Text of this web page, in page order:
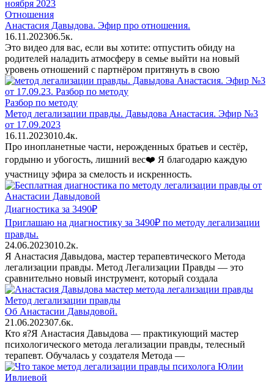
Отношения
Анастасия Давыдова. Эфир про отношения.
16.11.202306.5к.
Это видео для вас, если вы хотите: отпустить обиду на
родителей наладить атмосферу в семье выйти на новый
уровень отношений с партнёром притянуть в свою
Разбор по методу
Метод легализации правды. Давыдова Анастасия. Эфир №3
от 17.09.2023
16.11.2023010.4к.
Про инопланетные части, нерожденных братьев и сестёр,
гордыню и убогость, лишний вес❤️ Я благодарю каждую
участницу эфира за смелость и искренность.
Диагностика за 3490₽
Приглашаю на диагностику за 3490₽ по методу легализации
правды.
24.06.2023010.2к.
Я Анастасия Давыдова, мастер терапевтического Метода
легализации правды. Метод Легализации Правды — это
сравнительно новый инструмент, который создала
Метод легализации правды
Об Анастасии Давыдовой.
21.06.202307.6к.
Кто я?Я Анастасия Давыдова — практикующий мастер
психологического метода легализации правды, телесный
терапевт. Обучалась у создателя Метода —